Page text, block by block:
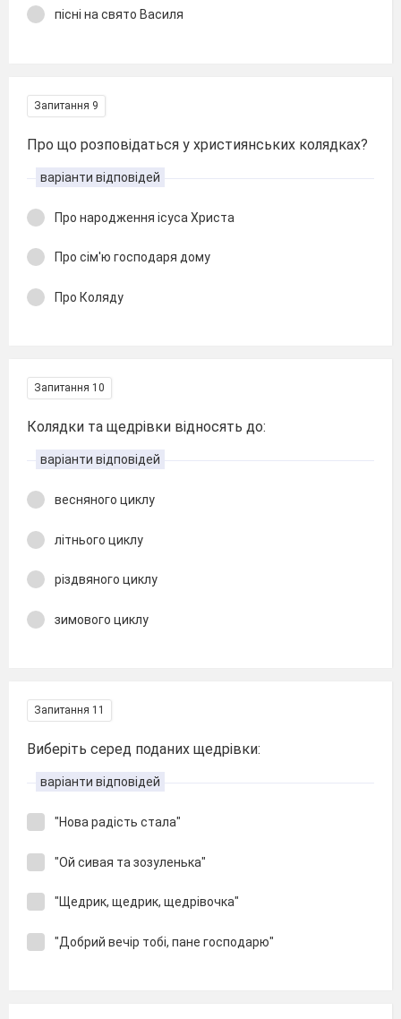
пісні на свято Василя
Запитання 9
Про що розповідаться у християнських колядках?
варіанти відповідей
Про народження ісуса Христа
Про сім'ю господаря дому
Про Коляду
Запитання 10
Колядки та щедрівки відносять до:
варіанти відповідей
весняного циклу
літнього циклу
різдвяного циклу
зимового циклу
Запитання 11
Виберіть серед поданих щедрівки:
варіанти відповідей
"Нова радість стала"
"Ой сивая та зозуленька"
"Щедрик, щедрик, щедрівочка"
"Добрий вечір тобі, пане господарю"